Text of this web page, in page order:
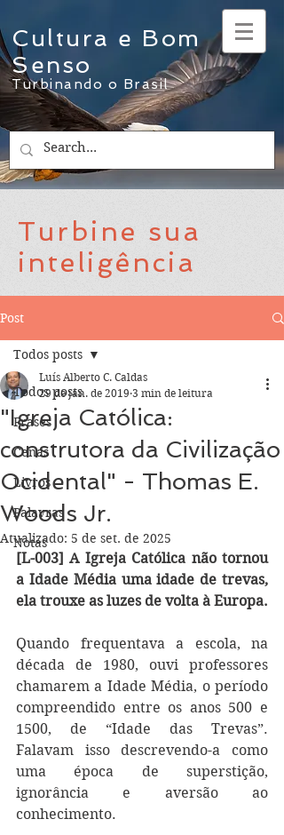
Cultura e Bom
Senso
Turbinando o Brasil
Turbine sua
inteligência
Post
Todos posts
Frases
Cenas
Livros
Palavras
Notas
Todos posts
"Igreja Católica:
construtora da Civilização
Ocidental" - Thomas E.
Woods Jr.
Luís Alberto C. Caldas
29 de jan. de 2019 3 min de leitura
Atualizado: 5 de set. de 2025
[L-003] A Igreja Católica não tornou
a Idade Média uma idade de trevas,
Quando frequentava a escola, na
década de 1980, ouvi professores
chamarem a Idade Média, o período
compreendido entre os anos 500 e
1500, de “Idade das Trevas”.
Falavam isso descrevendo-a como
uma época de superstição,
ignorância e aversão ao
conhecimento.